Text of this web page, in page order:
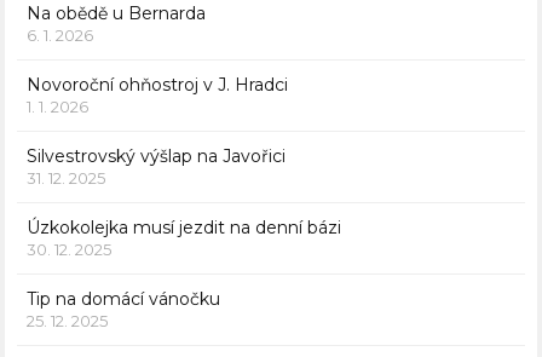
Na obědě u Bernarda
6. 1. 2026
Novoroční ohňostroj v J. Hradci
1. 1. 2026
Silvestrovský výšlap na Javořici
31. 12. 2025
Úzkokolejka musí jezdit na denní bázi
30. 12. 2025
Tip na domácí vánočku
25. 12. 2025